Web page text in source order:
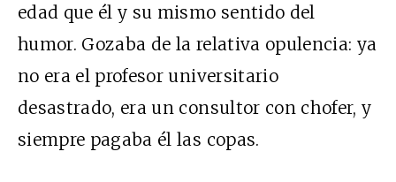
edad que él y su mismo sentido del
humor. Gozaba de la relativa opulencia: ya
no era el profesor universitario
desastrado, era un consultor con chofer, y
siempre pagaba él las copas.